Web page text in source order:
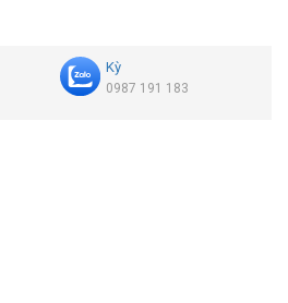
Kỳ
0987 191 183